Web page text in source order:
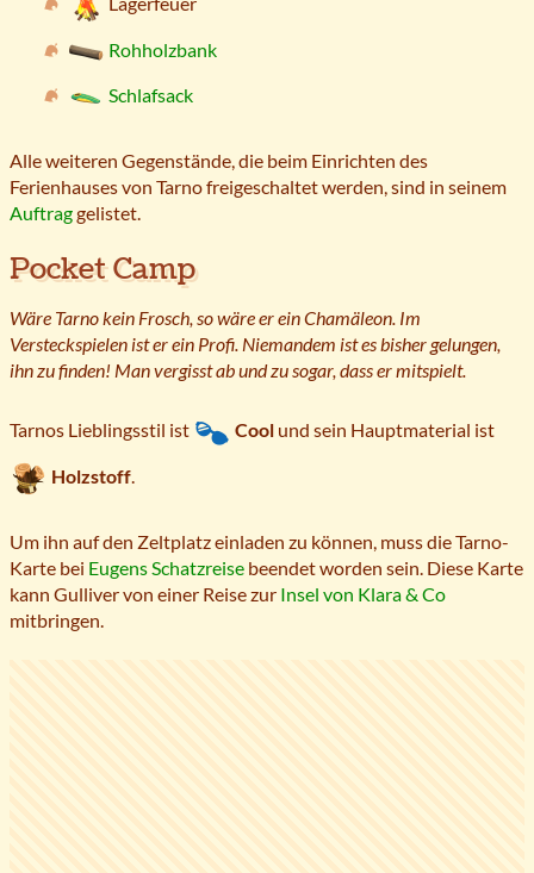
Rohholzbank
Schlafsack
Alle weiteren Gegenstände, die beim Einrichten des
Ferienhauses von Tarno freigeschaltet werden, sind in seinem
Auftraggelistet.
Pocket Camp
Wäre Tarno kein Frosch, so wäre er ein Chamäleon. Im
Versteckspielen ist er ein Profi. Niemandem ist es bisher gelungen,
ihn zu finden! Man vergisst ab und zu sogar, dass er mitspielt.
Tarnos Lieblingsstil ist Cool und sein Hauptmaterial ist
Holzstoff.
Um ihn auf den Zeltplatz einladen zu können, muss die Tarno-
Karte bei Eugens Schatzreise beendet worden sein. Diese Karte
kann Gulliver von einer Reise zur Insel von Klara & Co
mitbringen.